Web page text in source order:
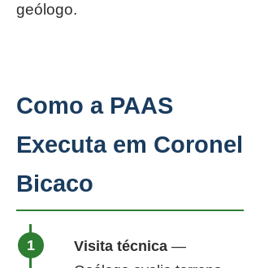
geólogo.
Como a PAAS
Executa em Coronel
Bicaco
Visita técnica —